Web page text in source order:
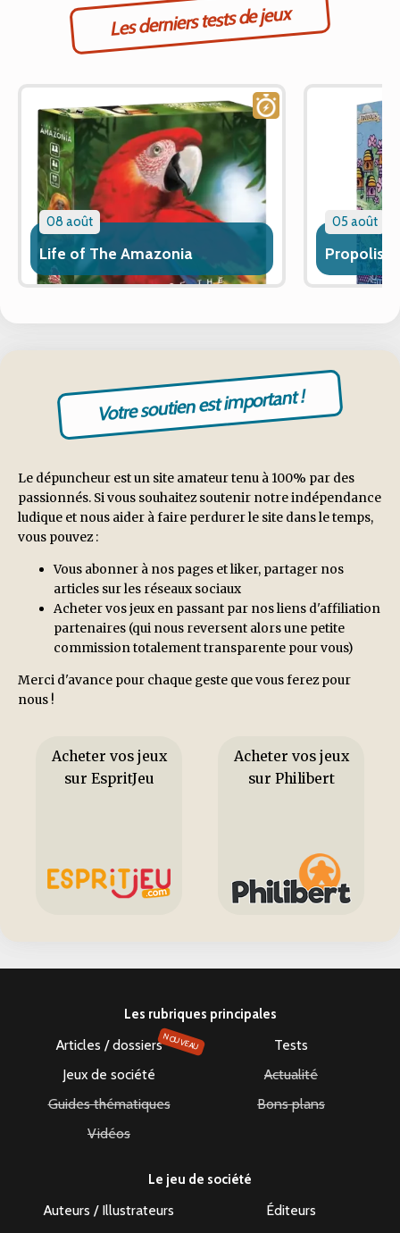
Les derniers tests de jeux
08 août
Life of The Amazonia
05 août
Propolis
Votre soutien est important !
Le dépuncheur est un site amateur tenu à 100% par des
passionnés. Si vous souhaitez soutenir notre indépendance
ludique et nous aider à faire perdurer le site dans le temps,
vous pouvez :
Vous abonner à nos pages et liker, partager nos
articles sur les réseaux sociaux
Acheter vos jeux en passant par nos liens d'affiliation
partenaires (qui nous reversent alors une petite
commission totalement transparente pour vous)
Merci d'avance pour chaque geste que vous ferez pour
nous !
Acheter vos jeux
sur EspritJeu
Acheter vos jeux
sur Philibert
Les rubriques principales
Articles / dossiersNOUVEAU
Tests
Jeux de société
Actualité
Guides thématiques
Bons plans
Vidéos
Le jeu de société
Auteurs / Illustrateurs
Éditeurs